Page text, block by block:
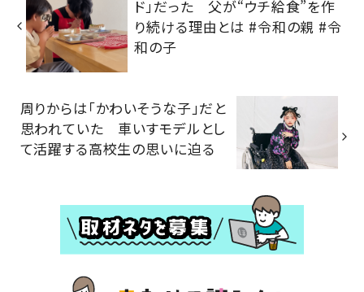
ド」だった 父が“ウチ給食”を作
り続ける理由とは #令和の親 #令
和の子
周りからは「かわいそうな子」だと
思われていた 車いすモデルとし
て活躍する高校生の思いに迫る